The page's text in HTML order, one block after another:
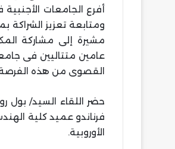
أفرع الجامعات
ومتابعة تعزيز الشراكة
مشيرة إلى مشاركة
القصوى من هذه
حضر اللقاء السيد/ بول
فرناندو عميد كلية
الأوروبية.